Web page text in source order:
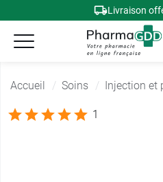
Livraison
Accueil Soins Injection et
1